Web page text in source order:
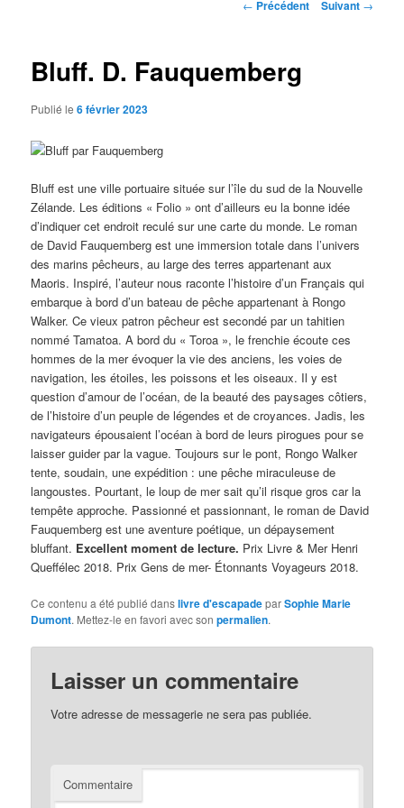
← Précédent Suivant →
Bluff. D. Fauquemberg
Publié le6 février 2023
Bluff est une ville portuaire située sur l’île du sud de la Nouvelle
Zélande. Les éditions « Folio » ont d’ailleurs eu la bonne idée
d’indiquer cet endroit reculé sur une carte du monde. Le roman
de David Fauquemberg est une immersion totale dans l’univers
des marins pêcheurs, au large des terres appartenant aux
Maoris. Inspiré, l’auteur nous raconte l’histoire d’un Français qui
embarque à bord d’un bateau de pêche appartenant à Rongo
Walker. Ce vieux patron pêcheur est secondé par un tahitien
nommé Tamatoa. A bord du « Toroa », le frenchie écoute ces
hommes de la mer évoquer la vie des anciens, les voies de
navigation, les étoiles, les poissons et les oiseaux. Il y est
question d’amour de l’océan, de la beauté des paysages côtiers,
de l’histoire d’un peuple de légendes et de croyances. Jadis, les
navigateurs épousaient l’océan à bord de leurs pirogues pour se
laisser guider par la vague. Toujours sur le pont, Rongo Walker
tente, soudain, une expédition : une pêche miraculeuse de
langoustes. Pourtant, le loup de mer sait qu’il risque gros car la
tempête approche. Passionné et passionnant, le roman de David
Fauquemberg est une aventure poétique, un dépaysement
bluffant. Excellent moment de lecture. Prix Livre & Mer Henri
Queffélec 2018. Prix Gens de mer- Étonnants Voyageurs 2018.
Ce contenu a été publié danslivre d'escapadeparSophie Marie
Dumont. Mettez-le en favori avec sonpermalien.
Laisser un commentaire
Votre adresse de messagerie ne sera pas publiée.
Commentaire